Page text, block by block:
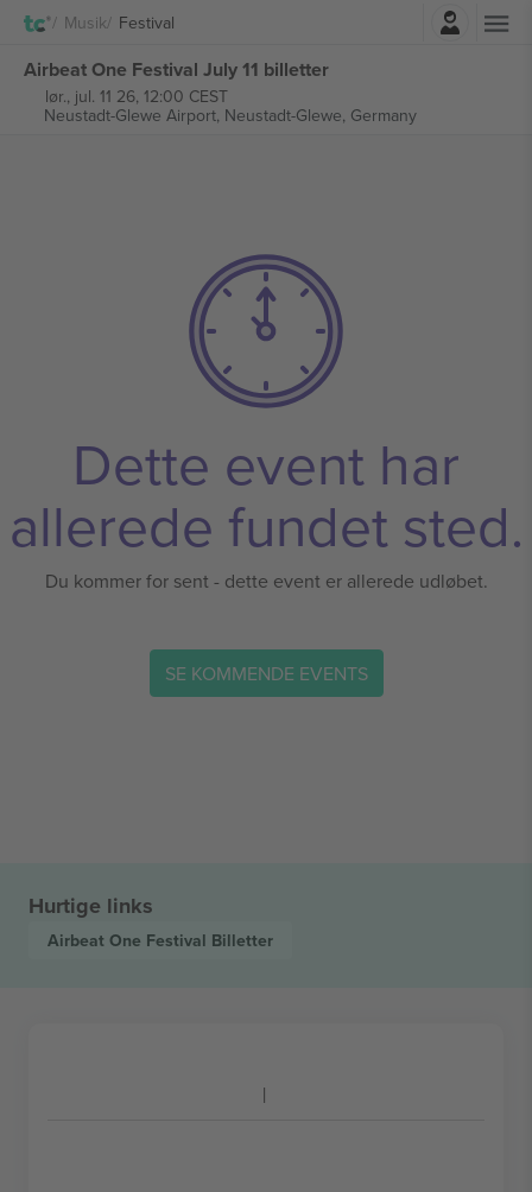
Musik Festival
Airbeat One Festival July 11 billetter
lør., jul. 11 26, 12:00 CEST
Neustadt-Glewe Airport, Neustadt-Glewe, Germany
Dette event har
allerede fundet sted.
Du kommer for sent - dette event er allerede udløbet.
SE KOMMENDE EVENTS
Hurtige links
Airbeat One Festival Billetter